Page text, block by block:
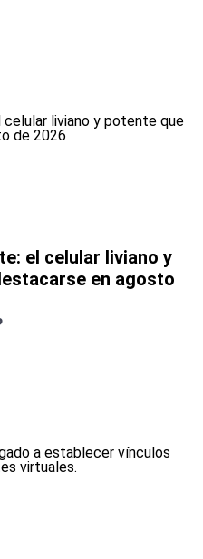
el celular liviano y
en agosto